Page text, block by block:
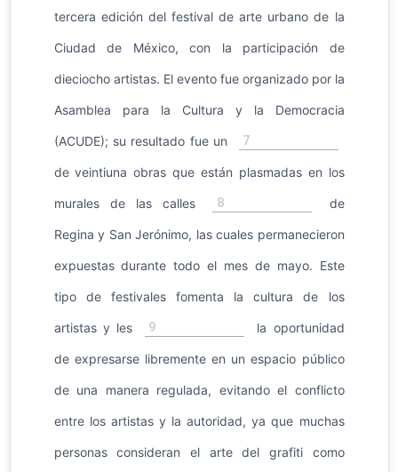
tercera edición del festival de arte urbano de la
Ciudad de México, con la participación de
dieciocho artistas. El evento fue organizado por la
Asamblea para la Cultura y la Democracia
(ACUDE); su resultado fue un 7
de veintiuna obras que están plasmadas en los
murales de las calles 8 de
Regina y San Jerónimo, las cuales permanecieron
expuestas durante todo el mes de mayo. Este
tipo de festivales fomenta la cultura de los
artistas y les 9 la oportunidad
de expresarse libremente en un espacio público
de una manera regulada, evitando el conflicto
entre los artistas y la autoridad, ya que muchas
personas consideran el arte del grafiti como